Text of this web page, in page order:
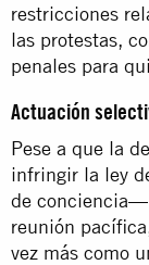
restricciones
las protestas,
penales para
Actuación
Pese a que la
infringir la ley
de conciencia—
reunión
vez más como